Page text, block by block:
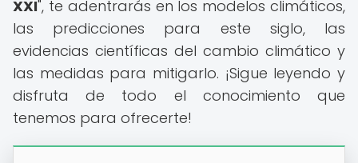
XXI", te adentrarás en los modelos climáticos,
las predicciones para este siglo, las
evidencias científicas del cambio climático y
las medidas para mitigarlo. ¡Sigue leyendo y
disfruta de todo el conocimiento que
tenemos para ofrecerte!